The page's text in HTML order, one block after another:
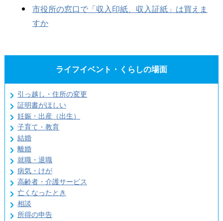
市役所の窓口で「収入印紙、収入証紙」は買えま
すか
ライフイベント・くらしの場面
引っ越し・住所の変更
証明書がほしい
妊娠・出産（出生）
子育て・教育
結婚
離婚
就職・退職
病気・けが
高齢者・介護サービス
亡くなったとき
相談
所得の申告